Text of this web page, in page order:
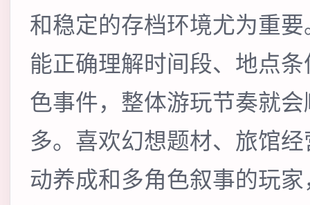
和稳定的存档环境尤为重
能正确理解时间段、地点
色事件，整体游玩节奏就
多。喜欢幻想题材、旅馆
动养成和多角色叙事的玩